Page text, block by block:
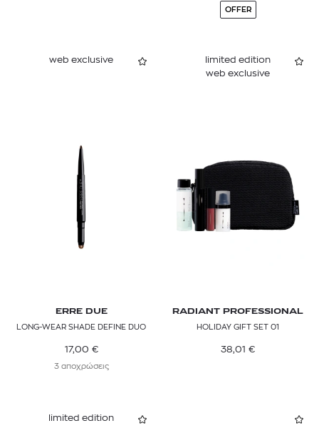
OFFER
web exclusive
ERRE DUE
LONG-WEAR SHADE DEFINE DUO
17,00 €
3 αποχρώσεις
limited edition
web exclusive
RADIANT PROFESSIONAL
HOLIDAY GIFT SET 01
38,01 €
limited edition